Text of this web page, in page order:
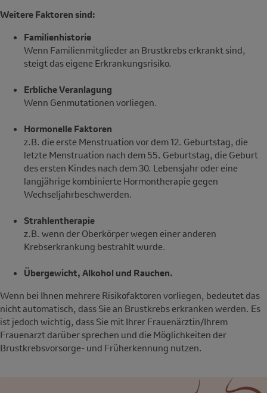
Weitere Faktoren sind:
Familienhistorie
Wenn Familienmitglieder an Brustkrebs erkrankt sind,
steigt das eigene Erkrankungsrisiko.
Erbliche Veranlagung
Wenn Genmutationen vorliegen.
Hormonelle Faktoren
z.B. die erste Menstruation vor dem 12. Geburtstag, die
letzte Menstruation nach dem 55. Geburtstag, die Geburt
des ersten Kindes nach dem 30. Lebensjahr oder eine
langjährige kombinierte Hormontherapie gegen
Wechseljahrbeschwerden.
Strahlentherapie
z.B. wenn der Oberkörper wegen einer anderen
Krebserkrankung bestrahlt wurde.
Übergewicht, Alkohol und Rauchen.
Wenn bei Ihnen mehrere Risikofaktoren vorliegen, bedeutet das
nicht automatisch, dass Sie an Brustkrebs erkranken werden. Es
ist jedoch wichtig, dass Sie mit Ihrer Frauenärztin/Ihrem
Frauenarzt darüber sprechen und die Möglichkeiten der
Brustkrebsvorsorge- und Früherkennung nutzen.